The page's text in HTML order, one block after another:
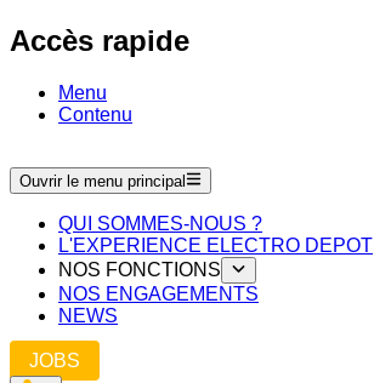
Accès rapide
Menu
Contenu
Ouvrir le menu principal
QUI SOMMES-NOUS ?
L'EXPERIENCE ELECTRO DEPOT
NOS FONCTIONS
NOS ENGAGEMENTS
NEWS
JOBS